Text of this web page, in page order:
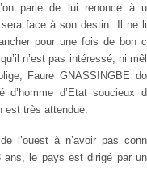
parle de lui renonce à
face à son destin. Il ne
pour une fois de bon
n’est pas intéressé, ni
Faure GNASSINGBE
d’Etat soucieux
est très attendue.
l’ouest à n’avoir pas
ans, le pays est dirigé par